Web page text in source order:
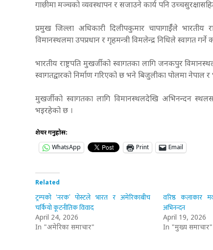
गाछीमा मञ्चको व्यवस्थापन र सजाउने कार्य पनि
प्रमुख जिल्ला अधिकारी दिलीपकुमार चापागाईँले भारतीय
विमानस्थलमा उपप्रधान र गृहमन्त्री विमलेन्द्र निधिले स्वागत गर्ने
भारतीय राष्ट्रपति मुखर्जीको स्वागतका लागि जनकपुर
स्वागतद्वारको निर्माण गरिएको छ भने बिजुलीका पोलमा नेपाल
मुखर्जीको स्वागतका लागि विमानस्थलदेखि अभिनन्दन
भइरहेको छ ।
शेयर गर्नुहोस:
WhatsApp
Print Email
Related
ट्रम्पको ‘नरक’ पोस्टले भारत र अमेरिकाबीच
चर्कियो कूटनीतिक विवाद
April 24, 2026
In "अमेरिका समाचार"
वरिष्ठ कलाकार
अभिनन्दन
April 19, 2026
In "मुख्य समाचार"